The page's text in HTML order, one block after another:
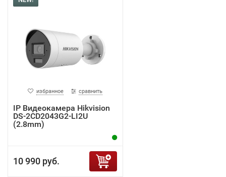
избранное сравнить
IP Видеокамера Hikvision
DS-2CD2043G2-LI2U
(2.8mm)
10 990 руб.